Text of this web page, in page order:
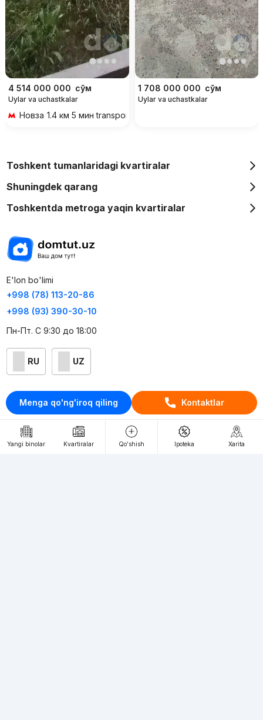
Menga qo'ng'iroq qiling Kontaktlar
4 514 000 000 сўм
Uylar va uchastkalar
Новза 1.4 км 5 мин transportda
1 708 000 000 сўм
Uylar va uchastkalar
Yangi binolar Kvartiralar Qo'shish Ipoteka Xarita
Toshkent tumanlaridagi kvartiralar
Shuningdek qarang
Toshkentda metroga yaqin kvartiralar
E'lon bo'limi
+998 (78) 113-20-86
+998 (93) 390-30-10
Пн-Пт. С 9:30 до 18:00
RU UZ
Kontaktlar
loyiha haqida
Webnow © loyihasi